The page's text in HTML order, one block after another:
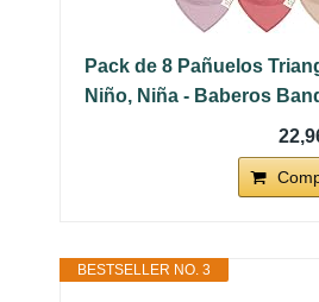
Pack de 8 Pañuelos
Niño, Niña - Baberos
BESTSELLER NO. 3